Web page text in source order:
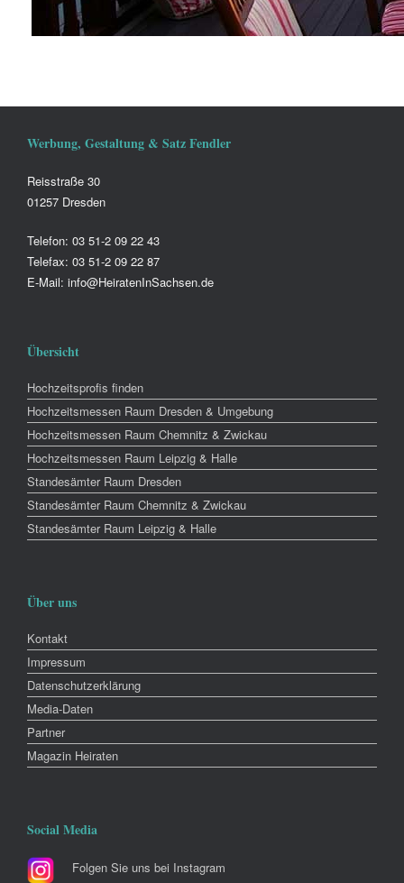
Werbung, Gestaltung & Satz Fendler
Reisstraße 30
01257 Dresden
Telefon: 03 51-2 09 22 43
Telefax: 03 51-2 09 22 87
E-Mail: info@HeiratenInSachsen.de
Übersicht
Hochzeitsprofis finden
Hochzeitsmessen Raum Dresden & Umgebung
Hochzeitsmessen Raum Chemnitz & Zwickau
Hochzeitsmessen Raum Leipzig & Halle
Standesämter Raum Dresden
Standesämter Raum Chemnitz & Zwickau
Standesämter Raum Leipzig & Halle
Über uns
Kontakt
Impressum
Datenschutzerklärung
Media-Daten
Partner
Magazin Heiraten
Social Media
Folgen Sie uns bei Instagram